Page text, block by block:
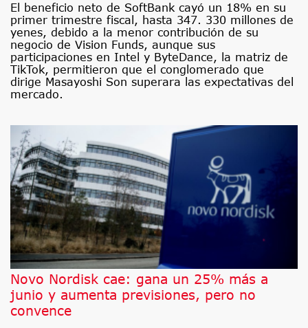
El beneficio neto de SoftBank cayó un 18% en su
primer trimestre fiscal, hasta 347. 330 millones de
yenes, debido a la menor contribución de su
negocio de Vision Funds, aunque sus
participaciones en Intel y ByteDance, la matriz de
TikTok, permitieron que el conglomerado que
dirige Masayoshi Son superara las expectativas del
mercado.
Novo Nordisk cae: gana un 25% más a
junio y aumenta previsiones, pero no
convence